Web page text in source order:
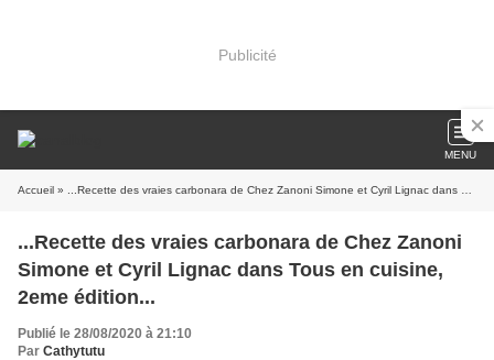
Publicité
MENU
Accueil » ...Recette des vraies carbonara de Chez Zanoni Simone et Cyril Lignac dans Tous en cuisine, 2eme édition...
...Recette des vraies carbonara de Chez Zanoni
Simone et Cyril Lignac dans Tous en cuisine,
2eme édition...
Publié le 28/08/2020 à 21:10
Par Cathytutu